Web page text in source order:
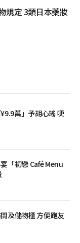
規定 3類日本藥妝
萬」予胡心瑤 哽
「初戀 Café Menu
及儲物櫃 方便跑友